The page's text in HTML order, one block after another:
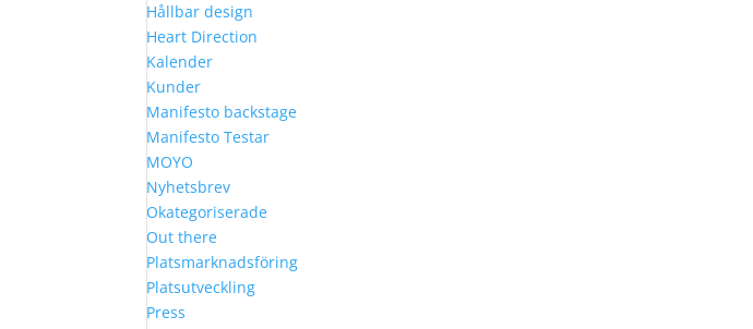
Hållbar design
Heart Direction
Kalender
Kunder
Manifesto backstage
Manifesto Testar
MOYO
Nyhetsbrev
Okategoriserade
Out there
Platsmarknadsföring
Platsutveckling
Press